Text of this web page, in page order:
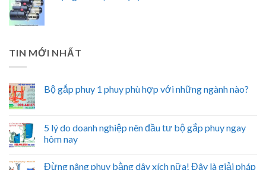
TIN MỚI NHẤT
Bộ gắp phuy 1 phuy phù hợp với những ngành nào?
5 lý do doanh nghiệp nên đầu tư bộ gắp phuy ngay
hôm nay
Đừng nâng phuy bằng dây xích nữa! Đây là giải pháp